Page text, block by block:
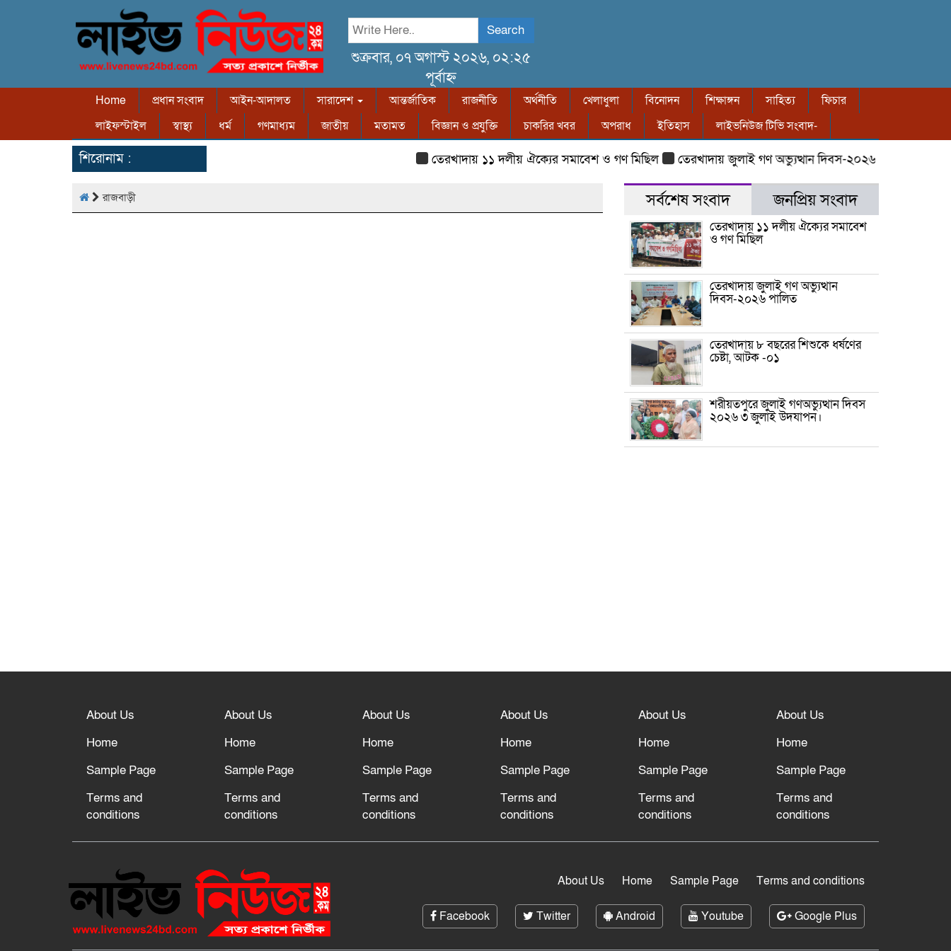
Search
শুক্রবার, ০৭ অগাস্ট ২০২৬, ০২:২৫
পূর্বাহ্ন
Home প্রধান সংবাদ আইন-আদালত সারাদেশ আন্তর্জাতিক রাজনীতি অর্থনীতি খেলাধুলা বিনোদন শিক্ষাঙ্গন সাহিত্য
ফিচার
লাইফস্টাইল
স্বাস্থ্য ধর্ম গণমাধ্যম জাতীয় মতামত বিজ্ঞান ও প্রযুক্তি চাকরির খবর অপরাধ ইতিহাস লাইভনিউজ টিভি সংবাদ-
শিরোনাম : তেরখাদায় ১১ দলীয় ঐক্যের সমাবেশ ও গণ মিছিল তেরখাদায় জুলাই গণ অভ্যুত্থান দিবস-২০২৬ পালিত
রাজবাড়ী সর্বশেষ সংবাদ জনপ্রিয় সংবাদ
তেরখাদায় ১১ দলীয় ঐক্যের সমাবেশ
ও গণ মিছিল
তেরখাদায় জুলাই গণ অভ্যুত্থান
দিবস-২০২৬ পালিত
তেরখাদায় ৮ বছরের শিশুকে ধর্ষণের
চেষ্টা, আটক -০১
শরীয়তপুরে জুলাই গণঅভ্যুত্থান দিবস
২০২৬ ৩ জুলাই উদযাপন।
নবীনগরে সোলার সিস্টেমে অনাবাদি
সাথে “অসহযোগ” আন্দোলনের হুমকি
তাওবার দরজা খোলা রেখেছেন
About Us
Home
Sample Page
Terms and
conditions
About Us
Home
Sample Page
Terms and
conditions
About Us
Home
Sample Page
Terms and
conditions
About Us
Home
Sample Page
Terms and
conditions
About Us
Home
Sample Page
Terms and
conditions
About Us
Home
Sample Page
Terms and
conditions
About Us Home Sample Page Terms and conditions
Facebook Twitter Android Youtube Google Plus